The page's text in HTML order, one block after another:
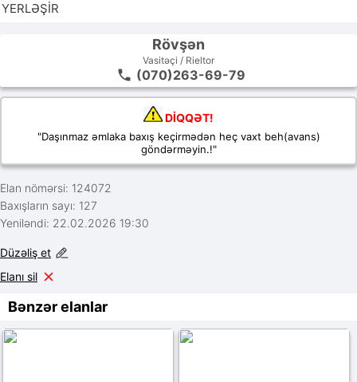
YERLƏŞİR
Rövşən
Vasitəçi / Rieltor
(070)263-69-79
DİQQƏT!
"Daşınmaz əmlaka baxış keçirmədən heç vaxt beh(avans)
göndərməyin.!"
Elan nömərsi: 124072
Baxışların sayı: 127
Yeniləndi: 22.02.2026 19:30
Düzəliş et
Elanı sil
Bənzər elanlar